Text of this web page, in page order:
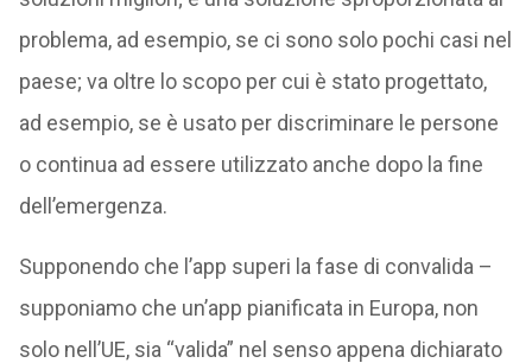
problema, ad esempio, se ci sono solo pochi casi nel
paese; va oltre lo scopo per cui è stato progettato,
ad esempio, se è usato per discriminare le persone
o continua ad essere utilizzato anche dopo la fine
dell’emergenza.
Supponendo che l’app superi la fase di convalida –
supponiamo che un’app pianificata in Europa, non
solo nell’UE, sia “valida” nel senso appena dichiarato